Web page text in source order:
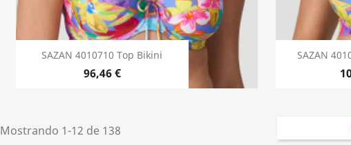
SAZAN 4010710 Top Bikini
96,46 €
SAZAN
Mostrando 1-12 de 138